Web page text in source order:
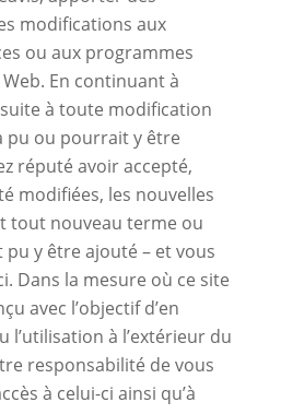
modifications aux
ou aux programmes
En continuant à
à toute modification
pu ou pourrait y être
réputé avoir accepté,
modifiées, les nouvelles
tout nouveau terme ou
y être ajouté – et vous
Dans la mesure où ce site
avec l’objectif d’en
l’utilisation à l’extérieur du
responsabilité de vous
à celui-ci ainsi qu’à